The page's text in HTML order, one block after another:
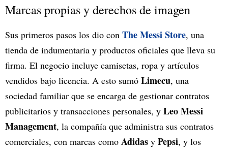
Marcas propias y derechos de imagen
Sus primeros pasos los dio con The Messi Store, una
tienda de indumentaria y productos oficiales que lleva su
firma. El negocio incluye camisetas, ropa y artículos
vendidos bajo licencia. A esto sumó Limecu, una
sociedad familiar que se encarga de gestionar contratos
publicitarios y transacciones personales, y Leo Messi
Management, la compañía que administra sus contratos
comerciales, con marcas como Adidas y Pepsi, y los